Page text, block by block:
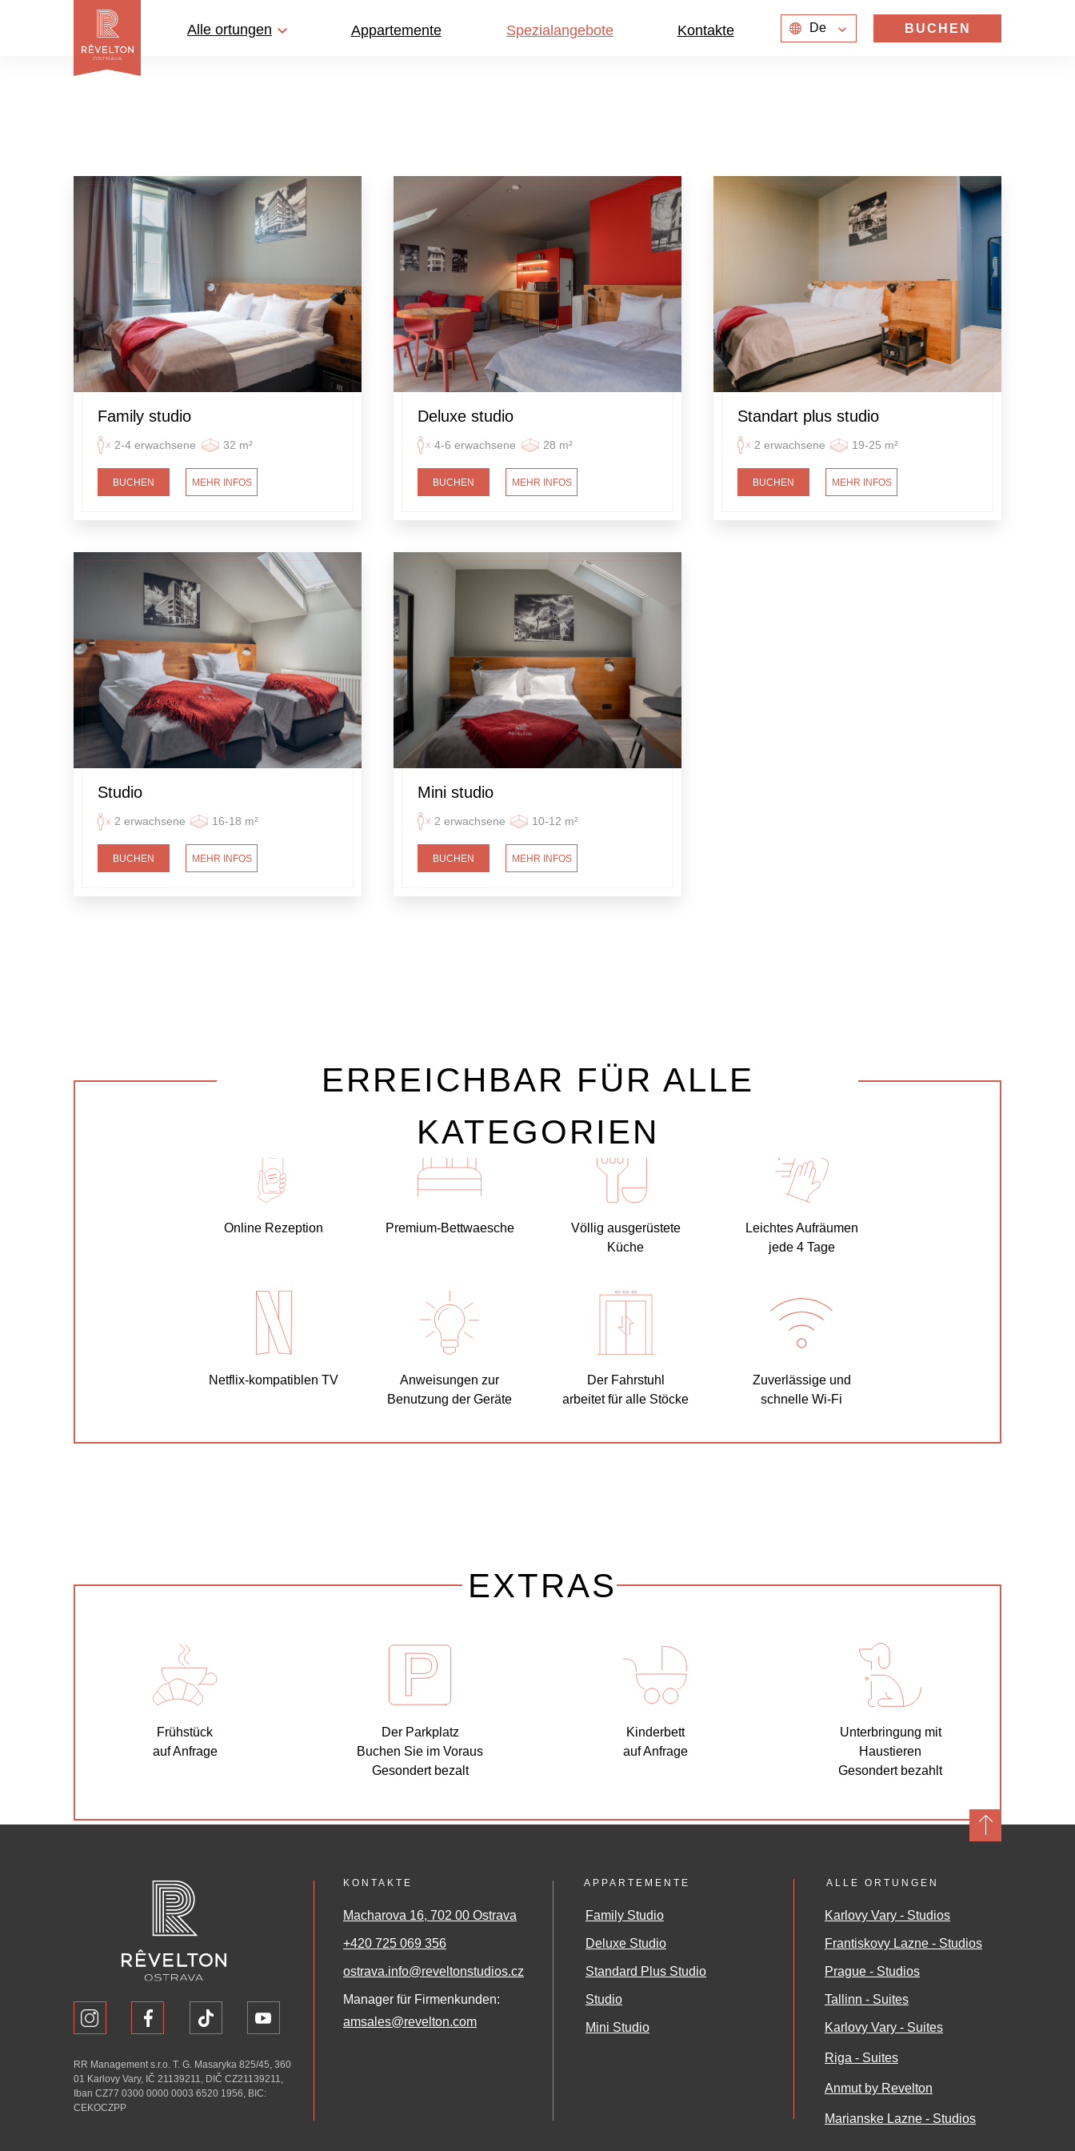
BUCHEN
Appartemente De
Kontakte
Spezialangebote
Alle ortungen
Family studio
BUCHEN MEHR INFOS
2-4 erwachsene 32 m²
Deluxe studio
BUCHEN MEHR INFOS
4-6 erwachsene 28 m²
Standart plus studio
BUCHEN MEHR INFOS
2 erwachsene 19-25 m²
Studio
BUCHEN MEHR INFOS
2 erwachsene 16-18 m²
Mini studio
BUCHEN MEHR INFOS
2 erwachsene 10-12 m²
Premium-Bettwaesche
Leichtes Aufräumen
jede 4 Tage
Völlig ausgerüstete
Küche
Online Rezeption
Der Fahrstuhl
arbeitet für alle Stöcke
Zuverlässige und
schnelle Wi-Fi
Anweisungen zur
Benutzung der Geräte
Netflix-kompatiblen TV
ERREICHBAR FÜR ALLE
KATEGORIEN
Unterbringung mit
Haustieren
Gesondert bezahlt
Frühstück
auf Anfrage
Kinderbett
auf Anfrage
Der Parkplatz
Buchen Sie im Voraus
Gesondert bezalt
EXTRAS
KONTAKTE APPARTEMENTE ALLE ORTUNGEN
+420 725 069 356
ostrava.info@reveltonstudios.cz
Macharova 16, 702 00 Ostrava
Deluxe Studio
Family Studio Karlovy Vary - Studios
Frantiskovy Lazne - Studios
Marianske Lazne - Studios
Prague - Studios
Tallinn - Suites
Standard Plus Studio
Studio
Mini Studio Karlovy Vary - Suites
Riga - Suites
Anmut by Revelton
Manager für Firmenkunden:
amsales@revelton.com
RR Management s.r.o. T. G. Masaryka 825/45, 360
01 Karlovy Vary, IČ 21139211, DIČ CZ21139211,
Iban CZ77 0300 0000 0003 6520 1956, BIC:
CEKOCZPP